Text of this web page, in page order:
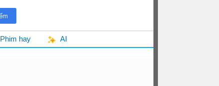
Phim hay AI